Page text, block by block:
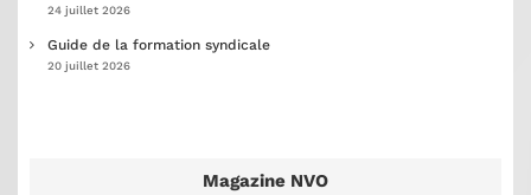
24 juillet 2026
Guide de la formation syndicale
20 juillet 2026
Magazine NVO